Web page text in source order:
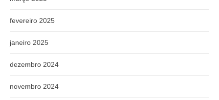
fevereiro 2025
janeiro 2025
dezembro 2024
novembro 2024